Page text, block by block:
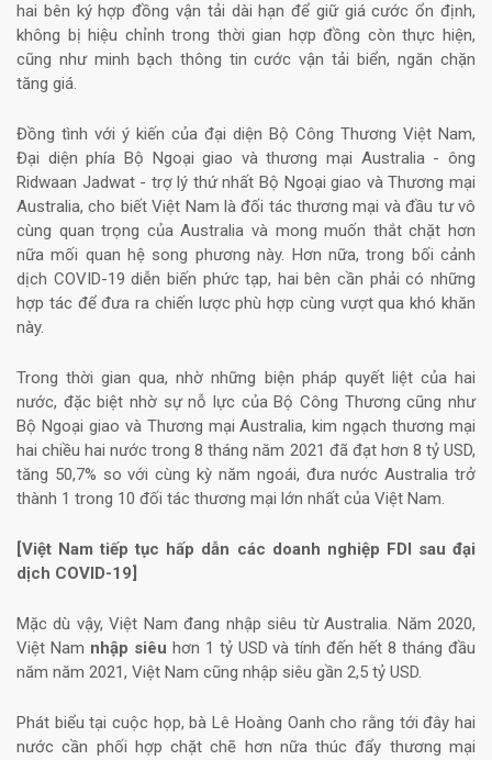
hai bên ký hợp đồng vận tải dài hạn để giữ giá cước ổn định,
không bị hiệu chỉnh trong thời gian hợp đồng còn thực hiện,
cũng như minh bạch thông tin cước vận tải biển, ngăn chặn
tăng giá.
Đồng tình với ý kiến của đại diện Bộ Công Thương Việt Nam,
Đại diện phía Bộ Ngoại giao và thương mại Australia - ông
Ridwaan Jadwat - trợ lý thứ nhất Bộ Ngoại giao và Thương mại
Australia, cho biết Việt Nam là đối tác thương mại và đầu tư vô
cùng quan trọng của Australia và mong muốn thắt chặt hơn
nữa mối quan hệ song phương này. Hơn nữa, trong bối cảnh
dịch COVID-19 diễn biến phức tạp, hai bên cần phải có những
hợp tác để đưa ra chiến lược phù hợp cùng vượt qua khó khăn
này.
Trong thời gian qua, nhờ những biện pháp quyết liệt của hai
nước, đặc biệt nhờ sự nỗ lực của Bộ Công Thương cũng như
Bộ Ngoại giao và Thương mại Australia, kim ngạch thương mại
hai chiều hai nước trong 8 tháng năm 2021 đã đạt hơn 8 tỷ USD,
tăng 50,7% so với cùng kỳ năm ngoái, đưa nước Australia trở
thành 1 trong 10 đối tác thương mại lớn nhất của Việt Nam.
[Việt Nam tiếp tục hấp dẫn các doanh nghiệp FDI sau đại
dịch COVID-19]
Mặc dù vậy, Việt Nam đang nhập siêu từ Australia. Năm 2020,
Việt Nam nhập siêu hơn 1 tỷ USD và tính đến hết 8 tháng đầu
năm năm 2021, Việt Nam cũng nhập siêu gần 2,5 tỷ USD.
Phát biểu tại cuộc họp, bà Lê Hoàng Oanh cho rằng tới đây hai
nước cần phối hợp chặt chẽ hơn nữa thúc đẩy thương mại